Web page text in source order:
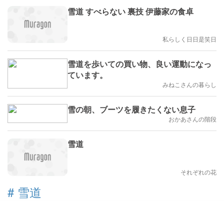
雪道 すべらない 裏技 伊藤家の食卓
私らしく日日是笑日
雪道を歩いての買い物、良い運動になっ
ています。
みねこさんの暮らし
雪の朝、ブーツを履きたくない息子
おかあさんの階段
雪道
それぞれの花
# 雪道